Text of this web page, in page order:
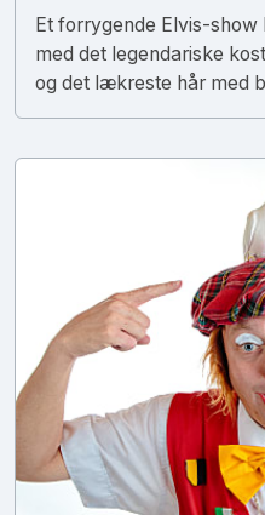
Et forrygende Elvis-show
med det legendariske
og det lækreste hår med